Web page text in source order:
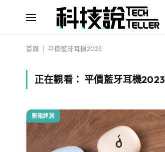
首頁 平價藍牙耳機2023
正在觀看： 平價藍牙耳機2023
開箱評測